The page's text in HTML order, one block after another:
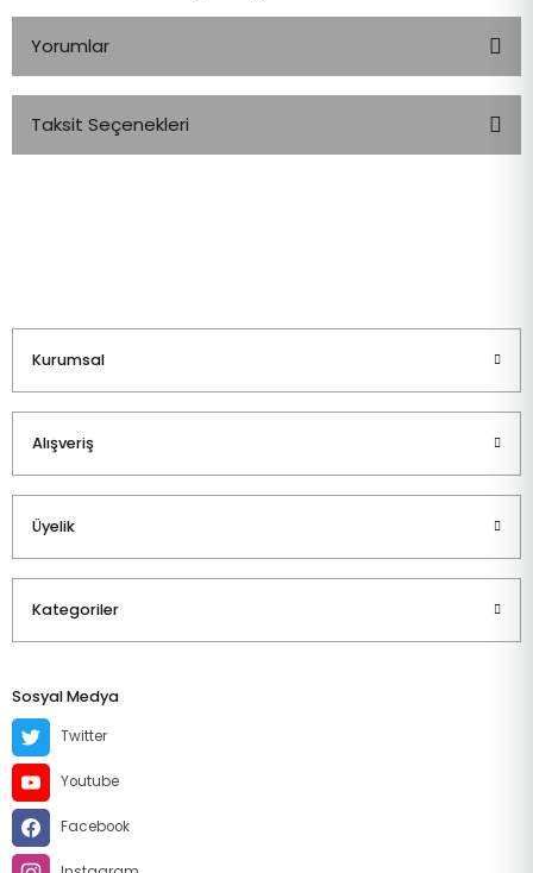
Yorumlar
Taksit Seçenekleri
Kurumsal
Alışveriş
Üyelik
Kategoriler
Sosyal Medya
Twitter
Youtube
Facebook